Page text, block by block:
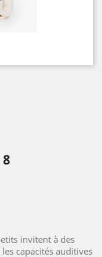
invitent à des
capacités auditives